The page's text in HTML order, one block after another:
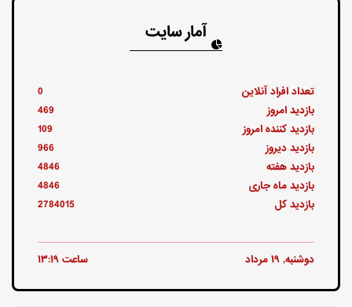
آمار سایت
تعداد افراد آنلاین
0
بازدید امروز
469
بازدید کننده امروز
109
بازدید دیروز
966
بازدید هفته
4846
بازدید ماه جاری
4846
بازدید کل
2784015
دوشنبه, ۱۹ مرداد ساعت ۱۳:۱۹